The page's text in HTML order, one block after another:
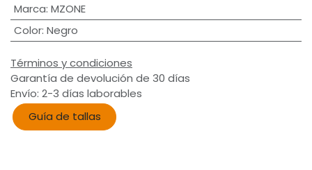
Marca: MZONE
Color: Negro
Términos y condiciones
Garantía de devolución de 30 días
Envío: 2-3 días laborables
Guía de tallas